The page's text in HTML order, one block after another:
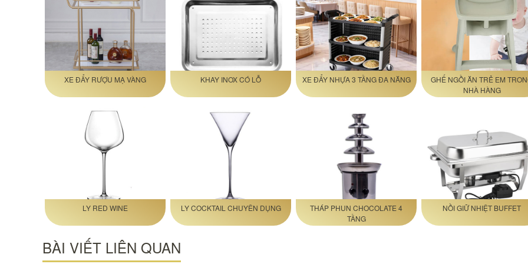
XE ĐẨY RƯỢU MẠ VÀNG KHAY INOX CÓ LỖ XE ĐẨY NHỰA 3 TẦNG ĐA NĂNG
GHẾ NGỒI ĂN TRẺ EM
NHÀ HÀNG
LY RED WINE LY COCKTAIL CHUYÊN DỤNG
THÁP PHUN CHOCOLATE 4
TẦNG
NỒI GIỮ NHIỆT BUFFET
BÀI VIẾT LIÊN QUAN